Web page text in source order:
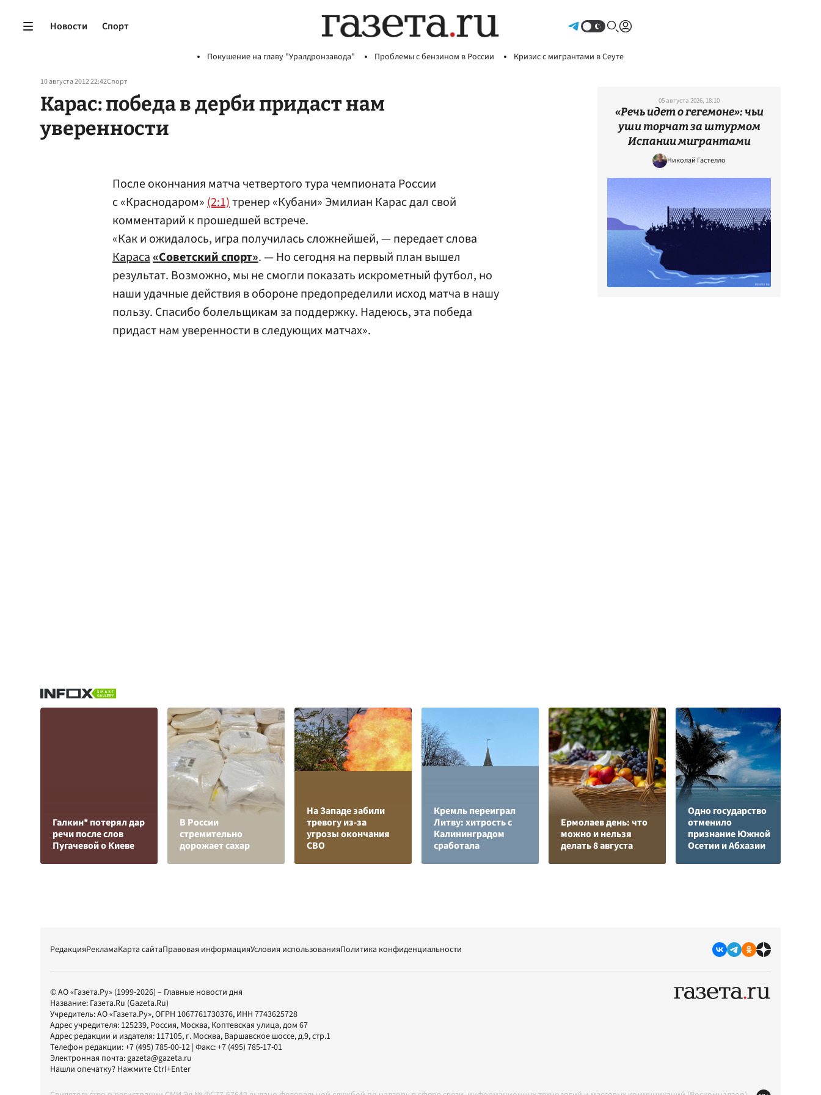
Новости Спорт
Покушение на главу "Уралдронзавода" Проблемы с бензином в России Кризис с мигрантами в Сеуте
10 августа 2012 22:42Спорт
Карас: победа в дерби придаст нам
уверенности
После окончания матча четвертого тура чемпионата России
с «Краснодаром»(2:1)тренер «Кубани» Эмилиан Карас дал свой
комментарий к прошедшей встрече.
«Как и ожидалось, игра получилась сложнейшей, — передает слова
Караса«Советский спорт». — Но сегодня на первый план вышел
результат. Возможно, мы не смогли показать искрометный футбол, но
наши удачные действия в обороне предопределили исход матча в нашу
пользу. Спасибо болельщикам за поддержку. Надеюсь, эта победа
придаст нам уверенности в следующих матчах».
05 августа 2026, 18:10
«Речь идет о гегемоне»: чьи
уши торчат за штурмом
Испании мигрантами
Николай Гастелло
Галкин* потерял дар
речи после слов
Пугачевой о Киеве
В России
стремительно
дорожает сахар
На Западе забили
тревогу из-за
угрозы окончания
СВО
Кремль переиграл
Литву: хитрость с
Калининградом
сработала
Ермолаев день: что
можно и нельзя
делать 8 августа
Одно государство
отменило
признание Южной
Осетии и Абхазии
РедакцияРекламаКарта сайтаПравовая информацияУсловия использованияПолитика конфиденциальности
© АО «Газета.Ру» (1999-2026) – Главные новости дня
Название: Газета.Ru (Gazeta.Ru)
Учредитель:АО «Газета.Ру», ОГРН 1067761730376, ИНН 7743625728
Адрес учредителя: 125239, Россия, Москва, Коптевская улица, дом 67
Адрес редакции и издателя: 117105, г. Москва, Варшавское шоссе, д.9, стр.1
Телефон редакции:+7 (495) 785-00-12 | Факс:+7 (495) 785-17-01
Электронная почта:gazeta@gazeta.ru
Нашли опечатку? Нажмите Ctrl+Enter